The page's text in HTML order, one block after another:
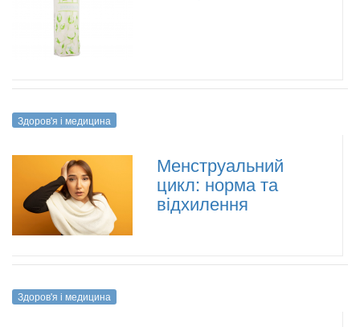
Здоров'я і медицина
Менструальний
цикл: норма та
відхилення
Здоров'я і медицина